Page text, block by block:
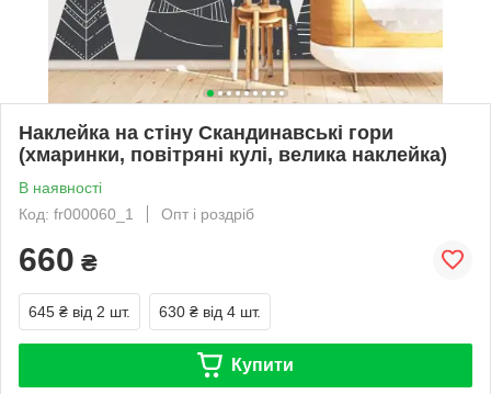
Наклейка на стіну Скандинавські гори
(хмаринки, повітряні кулі, велика наклейка)
В наявності
Код: fr000060_1
Опт і роздріб
660 ₴
645 ₴ від 2 шт. 630 ₴ від 4 шт.
Купити